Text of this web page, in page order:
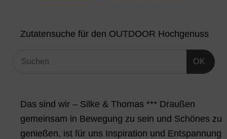
Zutatensuche für den OUTDOOR Hochgenuss
OK
Das sind wir – Silke & Thomas *** Draußen
gemeinsam in Bewegung zu sein und Schönes zu
genießen, ist für uns Inspiration und Entspannung